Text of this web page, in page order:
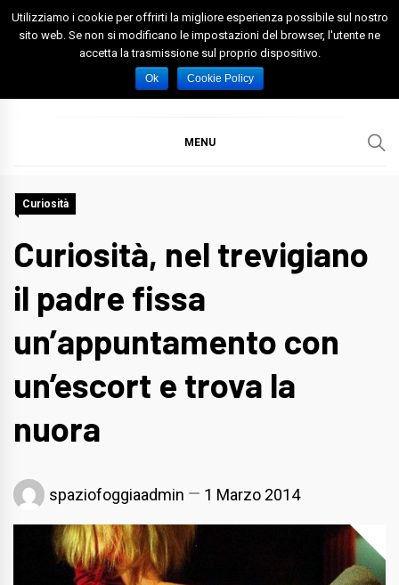
Skip
Spazio Foggia
Foggia News Calcio Eventi e Attività nella Capitanata
MENU
Curiosità
Curiosità, nel trevigiano
il padre fissa
un’appuntamento con
un’escort e trova la
nuora
spaziofoggiaadmin 1 Marzo 2014
Utilizziamo i cookie per offrirti la migliore esperienza possibile sul nostro
sito web. Se non si modificano le impostazioni del browser, l'utente ne
accetta la trasmissione sul proprio dispositivo.
Ok Cookie Policy